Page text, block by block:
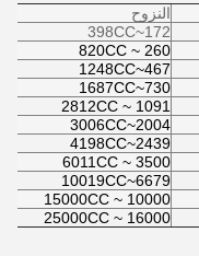
النزوح
172~398CC
260 ~ 820CC
467~1248CC
730~1687CC
1091 ~ 2812CC
2004~3006CC
2439~4198CC
3500 ~ 6011CC
6679~10019CC
10000 ~ 15000CC
16000 ~ 25000CC